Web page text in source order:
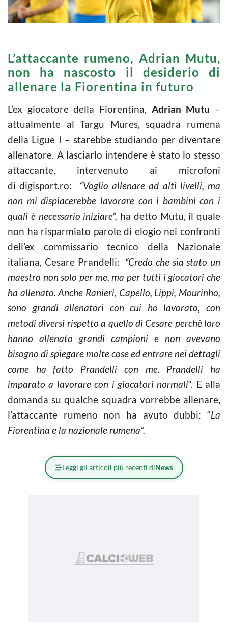
L’attaccante rumeno, Adrian Mutu,
non ha nascosto il desiderio di
allenare la Fiorentina in futuro
L’ex giocatore della Fiorentina, Adrian Mutu –
attualmente al Targu Mures, squadra rumena
della Ligue I – starebbe studiando per diventare
allenatore. A lasciarlo intendere è stato lo stesso
attaccante, intervenuto ai microfoni
di digisport.ro: “Voglio allenare ad alti livelli, ma
non mi dispiacerebbe lavorare con i bambini con i
quali è necessario iniziare”, ha detto Mutu, il quale
non ha risparmiato parole di elogio nei confronti
dell’ex commissario tecnico della Nazionale
italiana, Cesare Prandelli: “Credo che sia stato un
maestro non solo per me, ma per tutti i giocatori che
ha allenato. Anche Ranieri, Capello, Lippi, Mourinho,
sono grandi allenatori con cui ho lavorato, con
metodi diversi rispetto a quello di Cesare perchè loro
hanno allenato grandi campioni e non avevano
bisogno di spiegare molte cose ed entrare nei dettagli
come ha fatto Prandelli con me. Prandelli ha
imparato a lavorare con i giocatori normali“. E alla
domanda su qualche squadra vorrebbe allenare,
l’attaccante rumeno non ha avuto dubbi: “La
Fiorentina e la nazionale rumena”.
Leggi gli articoli più recenti diNews